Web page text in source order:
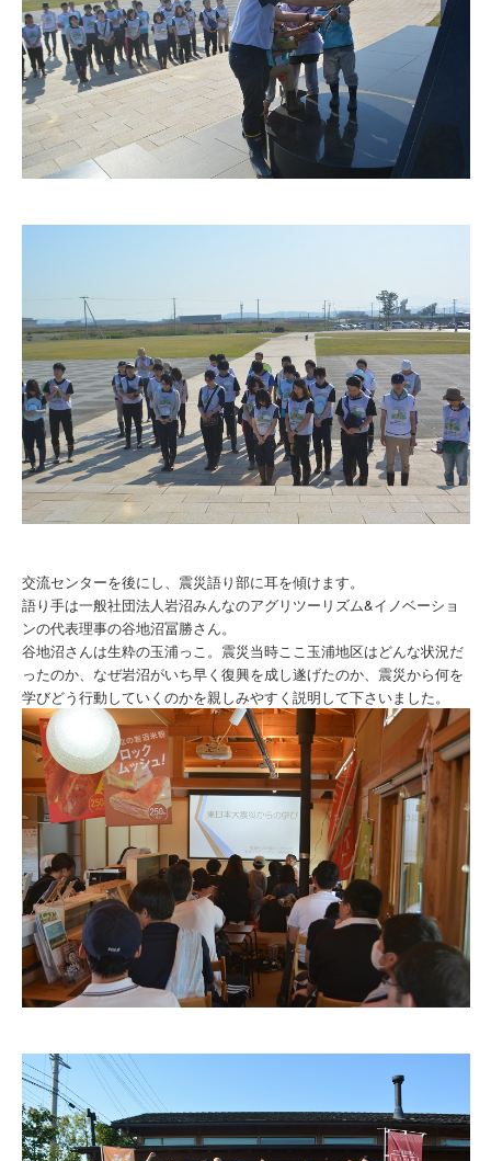
交流センターを後にし、震災語り部に耳を傾けます。
語り手は一般社団法人岩沼みんなのアグリツーリズム&イノベーショ
ンの代表理事の谷地沼冨勝さん。
谷地沼さんは生粋の玉浦っこ。震災当時ここ玉浦地区はどんな状況だ
ったのか、なぜ岩沼がいち早く復興を成し遂げたのか、震災から何を
学びどう行動していくのかを親しみやすく説明して下さいました。